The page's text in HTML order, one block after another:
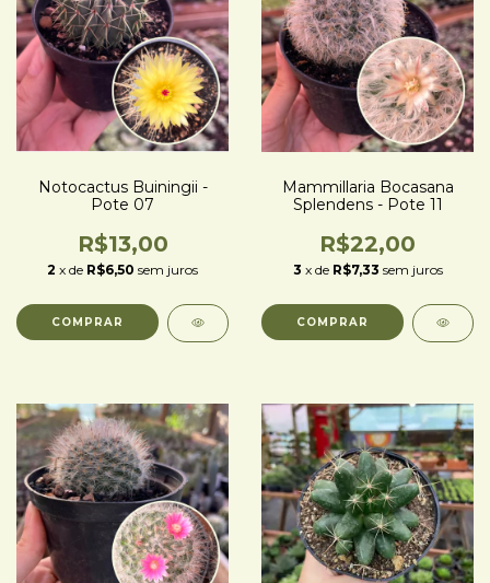
Notocactus Buiningii -
Pote 07
R$13,00
2 x de R$6,50 sem juros
Mammillaria Bocasana
Splendens - Pote 11
R$22,00
3 x de R$7,33 sem juros